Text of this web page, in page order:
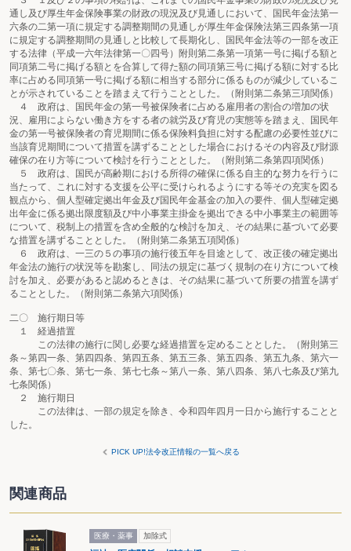
通し及び厚生年金保険事業の財政の現況及び見通しにおいて、国民年金法第一
六条の二第一項に規定する調整期間の見通しが厚生年金保険法第三四条第一項
に規定する調整期間の見通しと比較して長期化し、国民年金法等の一部を改正
する法律（平成一六年法律第一〇四号）附則第二条第一項第一号に掲げる額と
同項第二号に掲げる額とを合算して得た額の同項第三号に掲げる額に対する比
率に占める同項第一号に掲げる額に相当する部分に係るものが減少しているこ
とが示されていることを踏まえて行うこととした。（附則第二条第三項関係）
４ 政府は、国民年金の第一号被保険者に占める雇用者の割合の増加の状
況、雇用によらない働き方をする者の就労及び育児の実態等を踏まえ、国民年
金の第一号被保険者の育児期間に係る保険料負担に対する配慮の必要性並びに
当該育児期間について措置を講ずることとした場合におけるその内容及び財源
確保の在り方等について検討を行うこととした。（附則第二条第四項関係）
５ 政府は、国民が高齢期における所得の確保に係る自主的な努力を行うに
当たって、これに対する支援を公平に受けられるようにする等その充実を図る
観点から、個人型確定拠出年金及び国民年金基金の加入の要件、個人型確定拠
出年金に係る拠出限度額及び中小事業主掛金を拠出できる中小事業主の範囲等
について、税制上の措置を含め全般的な検討を加え、その結果に基づいて必要
な措置を講ずることとした。（附則第二条第五項関係）
６ 政府は、一三の５の事項の施行後五年を目途として、改正後の確定拠出
年金法の施行の状況等を勘案し、同法の規定に基づく規制の在り方について検
討を加え、必要があると認めるときは、その結果に基づいて所要の措置を講ず
ることとした。（附則第二条第六項関係）
二〇 施行期日等
１ 経過措置
この法律の施行に関し必要な経過措置を定めることとした。（附則第三
条～第四一条、第四四条、第四五条、第五三条、第五四条、第五九条、第六一
条、第七〇条、第七一条、第七七条～第八一条、第八四条、第八七条及び第九
七条関係）
２ 施行期日
この法律は、一部の規定を除き、令和四年四月一日から施行することと
した。
PICK UP!法令改正情報の一覧へ戻る
関連商品
医療・薬事 加除式